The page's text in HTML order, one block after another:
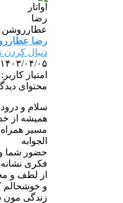
رضا عطارروشن
دنبال کردن
۱۴۰۳/۰۴/۰۵ ۰۹:۳۴
امتیاز کاربر: 6661
محتوای دیدگاه: 62
سلام و درود
همیشه از
مسیر
الجوابه
حضور شما
فکری
از لطف و
و خوشحالم‌
زندگی مون